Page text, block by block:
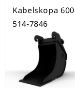
Kabelskopa
514-7846